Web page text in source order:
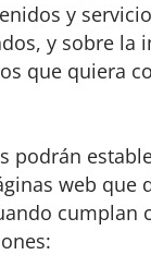
y
y sobre la
que quiera
podrán
web que
cumplan